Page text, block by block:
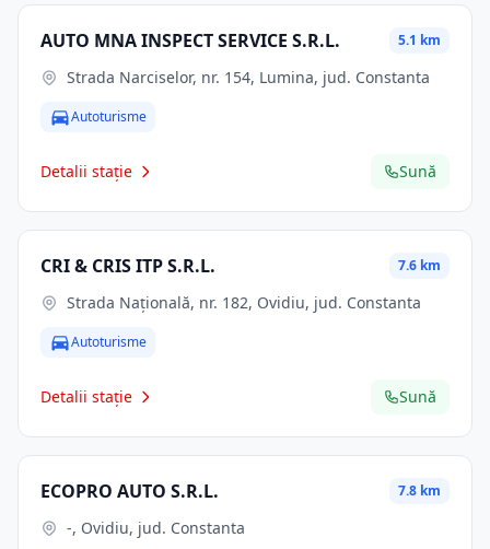
AUTO MNA INSPECT SERVICE S.R.L. 5.1 km
Strada Narciselor, nr. 154, Lumina, jud. Constanta
Autoturisme
Detalii stație Sună
CRI & CRIS ITP S.R.L. 7.6 km
Strada Națională, nr. 182, Ovidiu, jud. Constanta
Autoturisme
Detalii stație Sună
ECOPRO AUTO S.R.L. 7.8 km
-, Ovidiu, jud. Constanta